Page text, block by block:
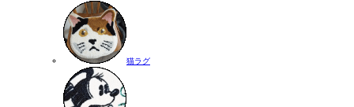
猫ラグ